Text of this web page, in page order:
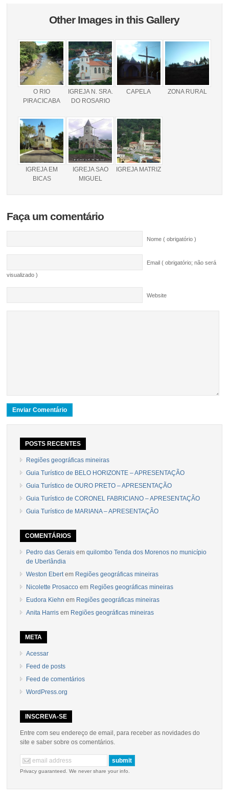
Other Images in this Gallery
O RIO
PIRACICABA
IGREJA N. SRA.
DO ROSARIO
CAPELA ZONA RURAL
IGREJA EM
BICAS
IGREJA SAO
MIGUEL
IGREJA MATRIZ
Faça um comentário
Nome ( obrigatório )
Email ( obrigatório; não será
visualizado )
Website
POSTS RECENTES
Regiões geográficas mineiras
Guia Turístico de BELO HORIZONTE – APRESENTAÇÃO
Guia Turístico de OURO PRETO – APRESENTAÇÃO
Guia Turístico de CORONEL FABRICIANO – APRESENTAÇÃO
Guia Turístico de MARIANA – APRESENTAÇÃO
COMENTÁRIOS
Pedro das Gerais emquilombo Tenda dos Morenos no município
de Uberlândia
Weston Ebert em Regiões geográficas mineiras
Nicolette Prosacco em Regiões geográficas mineiras
Eudora Kiehn em Regiões geográficas mineiras
Anita Harris em Regiões geográficas mineiras
META
Acessar
Feed de posts
Feed de comentários
WordPress.org
INSCREVA-SE
Entre com seu endereço de email, para receber as novidades do
site e saber sobre os comentários.
Privacy guaranteed. We never share your info.